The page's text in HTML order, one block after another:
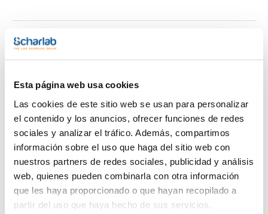
Esta página web usa cookies
Las cookies de este sitio web se usan para personalizar
el contenido y los anuncios, ofrecer funciones de redes
sociales y analizar el tráfico. Además, compartimos
información sobre el uso que haga del sitio web con
nuestros partners de redes sociales, publicidad y análisis
web, quienes pueden combinarla con otra información
que les haya proporcionado o que hayan recopilado a
partir del uso que haya hecho de sus servicios.
Imprimir ficha de
producto
Test : Amonio
Referencia de Recambio : 0000920106
Nº de Test : 110
Caducidad (años) : 1
GHS : Sí
Pack (u.) : Kit
Los kits de ensayo VISOCOLOR® HE son kits para
determinaciones colorimétricas y titrimétricas de alta
sensibilidad, capaces de detectar incluso concentraciones
mínimas.
La sensibilidad de los kits de ensayo VISOCOLOR® HE es de
10 a 100 veces mayor que la de los otros tests
Ver más
Documentación técnica
TDS / Ficha técnica
COA